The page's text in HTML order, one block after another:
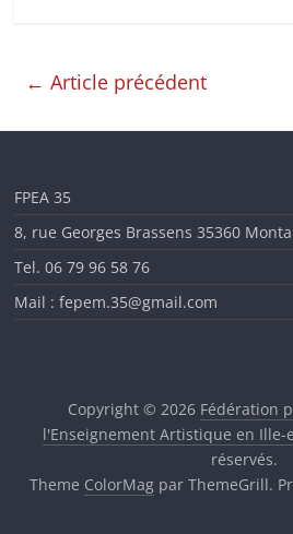
en
Ille-
et-
Vilaine
← Article précédent
FPEA 35
8, rue Georges Brassens 35360
Tel. 06 79 96 58 76
Mail : fepem.35@gmail.com
Copyright © 2026 Fédération
l'Enseignement Artistique en Ille-
réservés.
Theme ColorMag par ThemeGrill.